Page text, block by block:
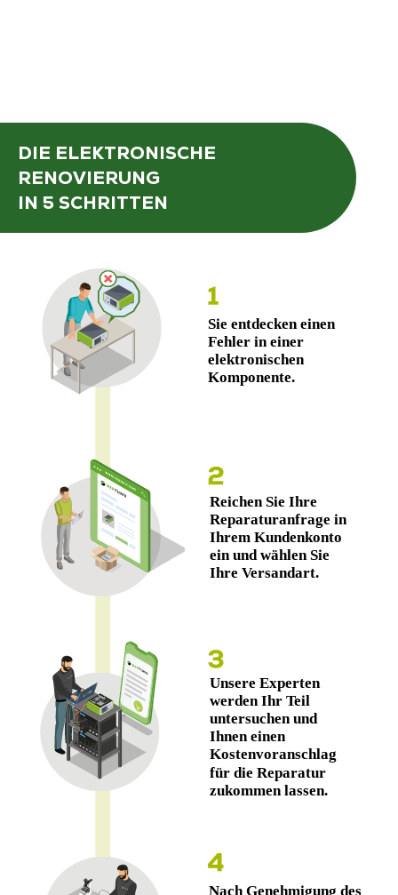
DIE ELEKTRONISCHE
RENOVIERUNG
IN 5 SCHRITTEN